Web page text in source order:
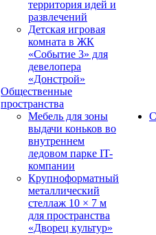
территория идей и
развлечений
Детская игровая
комната в ЖК
«Событие 3» для
девелопера
«Донстрой»
Общественные
пространства
Мебель для зоны
выдачи коньков во
внутреннем
ледовом парке IT-
компании
Крупноформатный
металлический
стеллаж 10 × 7 м
для пространства
«Дворец культур»